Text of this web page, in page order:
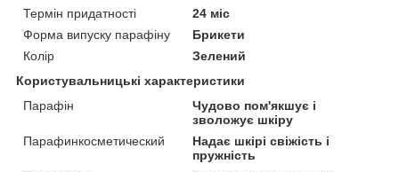
Термін придатності
24 міс
Форма випуску парафіну
Брикети
Колір
Зелений
Користувальницькі характеристики
Парафін
Чудово пом'якшує і
зволожує шкіру
Парафинкосметический
Надає шкірі свіжість і
пружність